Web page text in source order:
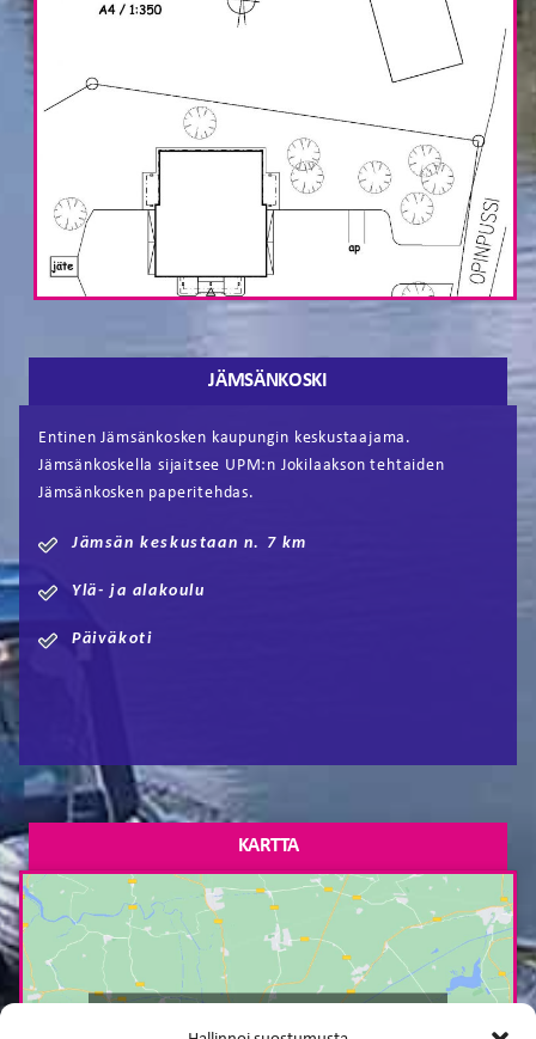
JÄMSÄNKOSKI
Entinen Jämsänkosken kaupungin keskustaajama.
Jämsänkoskella sijaitsee UPM:n Jokilaakson tehtaiden
Jämsänkosken paperitehdas.
Jämsän keskustaan n. 7 km
Ylä- ja alakoulu
Päiväkoti
KARTTA